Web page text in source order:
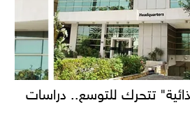
تتحرك للتوسع.. دراسات